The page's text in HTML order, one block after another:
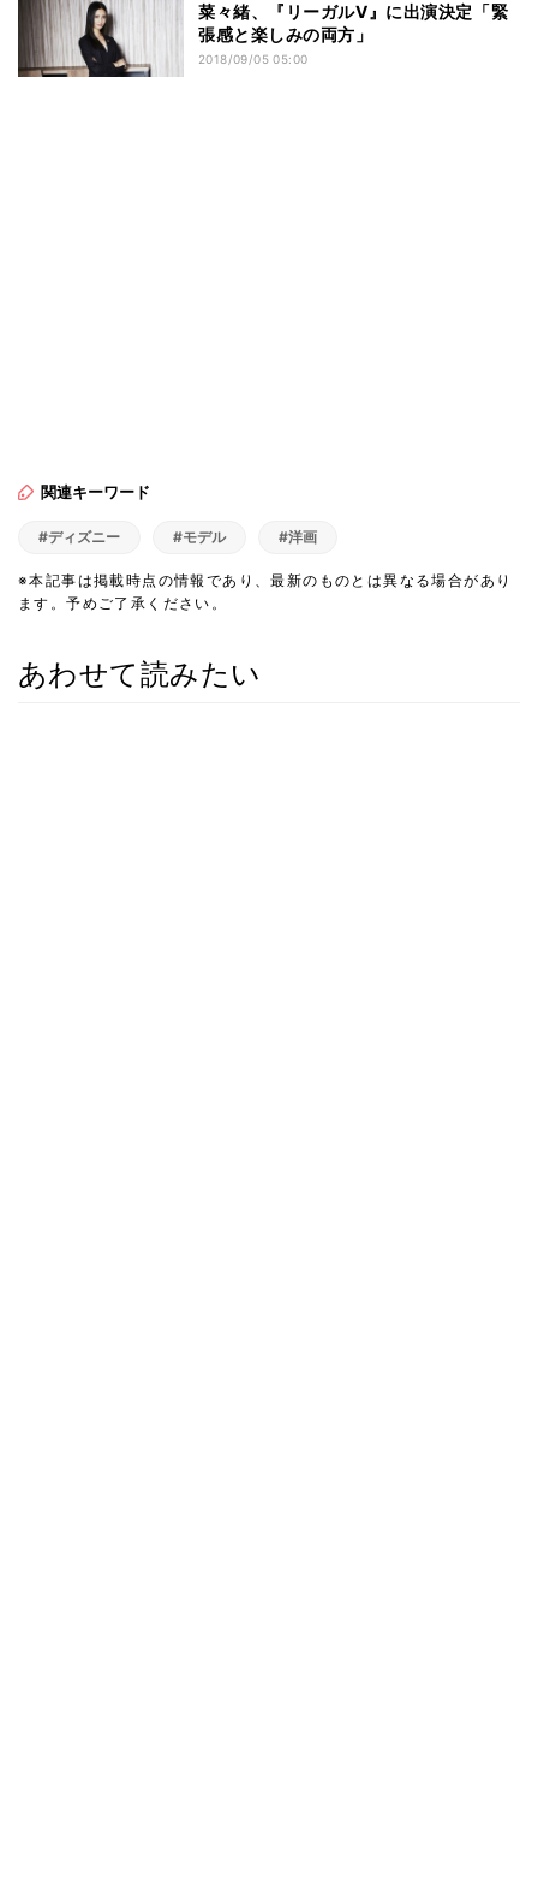
菜々緒、『リーガルV』に出演決定「緊
張感と楽しみの両方」
2018/09/05 05:00
関連キーワード
#ディズニー #モデル #洋画
※本記事は掲載時点の情報であり、最新のものとは異なる場合があり
ます。予めご了承ください。
あわせて読みたい